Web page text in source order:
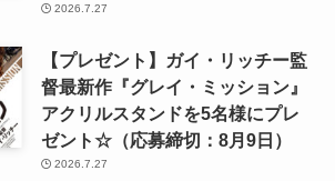
2026.7.27
【プレゼント】ガイ・リッチー監
督最新作『グレイ・ミッション』
アクリルスタンドを5名様にプレ
ゼント☆（応募締切：8月9日）
2026.7.27